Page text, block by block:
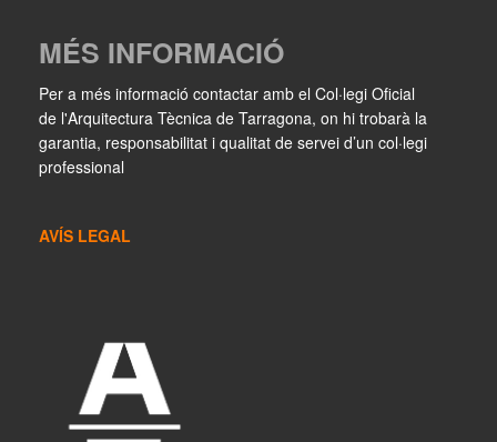
MÉS INFORMACIÓ
Per a més informació contactar amb el Col·legi Oficial
de l'Arquitectura Tècnica de Tarragona, on hi trobarà la
garantia, responsabilitat i qualitat de servei d’un col·legi
professional
AVÍS LEGAL